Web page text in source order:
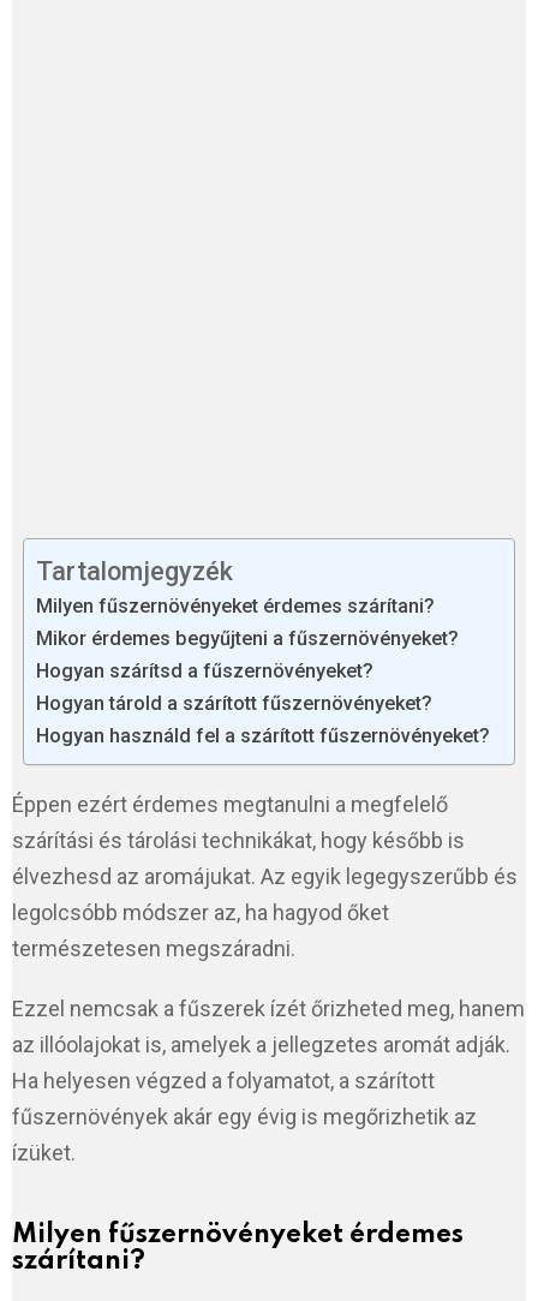
Tartalomjegyzék
Milyen fűszernövényeket érdemes szárítani?
Mikor érdemes begyűjteni a fűszernövényeket?
Hogyan szárítsd a fűszernövényeket?
Hogyan tárold a szárított fűszernövényeket?
Hogyan használd fel a szárított fűszernövényeket?
Éppen ezért érdemes megtanulni a megfelelő
szárítási és tárolási technikákat, hogy később is
élvezhesd az aromájukat. Az egyik legegyszerűbb és
legolcsóbb módszer az, ha hagyod őket
természetesen megszáradni.
Ezzel nemcsak a fűszerek ízét őrizheted meg, hanem
az illóolajokat is, amelyek a jellegzetes aromát adják.
Ha helyesen végzed a folyamatot, a szárított
fűszernövények akár egy évig is megőrizhetik az
ízüket.
Milyen fűszernövényeket érdemes
szárítani?